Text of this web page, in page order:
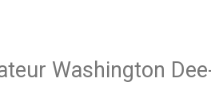
Washington